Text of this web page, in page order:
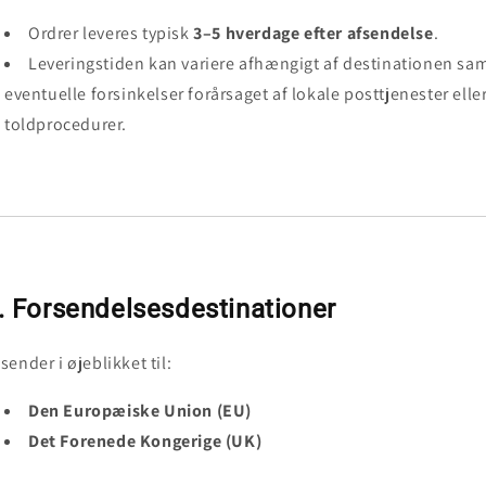
Ordrer leveres typisk3–5 hverdage efter afsendelse.
Leveringstiden kan variere afhængigt af destinationen
eventuelle forsinkelser forårsaget af lokale posttjenester
toldprocedurer.
Forsendelsesdestinationer
i øjeblikket til:
Den Europæiske Union (EU)
Det Forenede Kongerige (UK)